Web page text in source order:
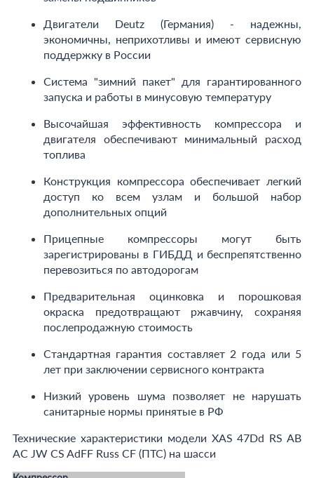
Двигатели Deutz (Германия) - надежны,
экономичны, неприхотливы и имеют сервисную
поддержку в России
Система "зимний пакет" для гарантированного
запуска и работы в минусовую температуру
Высочайшая эффективность компрессора и
двигателя обеспечивают минимальный расход
топлива
Конструкция компрессора обеспечивает легкий
доступ ко всем узлам и большой набор
дополнительных опций
Прицепные компрессоры могут быть
зарегистрированы в ГИБДД и беспрепятственно
перевозиться по автодорогам
Предварительная оцинковка и порошковая
окраска предотвращают ржавчину, сохраняя
послепродажную стоимость
Стандартная гарантия составляет 2 года или 5
лет при заключении сервисного контракта
Низкий уровень шума позволяет не нарушать
санитарные нормы принятые в РФ
Технические характеристики модели XAS 47Dd RS AB
AC JW CS AdFF Russ CF (ПТС) на шасси